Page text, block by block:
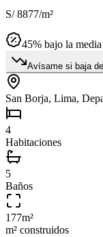
S/ 8877/m²
45% bajo la
Avísame si baja
San Borja, Lima,
4
Habitaciones
5
Baños
177m²
m² construidos